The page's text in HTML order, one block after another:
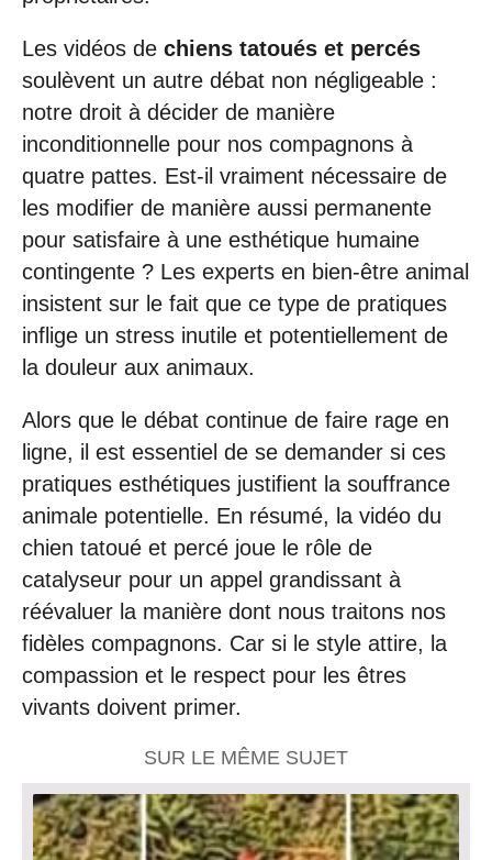
Les vidéos de chiens tatoués et percés
soulèvent un autre débat non négligeable :
notre droit à décider de manière
inconditionnelle pour nos compagnons à
quatre pattes. Est-il vraiment nécessaire de
les modifier de manière aussi permanente
pour satisfaire à une esthétique humaine
contingente ? Les experts en bien-être animal
insistent sur le fait que ce type de pratiques
inflige un stress inutile et potentiellement de
la douleur aux animaux.
Alors que le débat continue de faire rage en
ligne, il est essentiel de se demander si ces
pratiques esthétiques justifient la souffrance
animale potentielle. En résumé, la vidéo du
chien tatoué et percé joue le rôle de
catalyseur pour un appel grandissant à
réévaluer la manière dont nous traitons nos
fidèles compagnons. Car si le style attire, la
compassion et le respect pour les êtres
vivants doivent primer.
SUR LE MÊME SUJET